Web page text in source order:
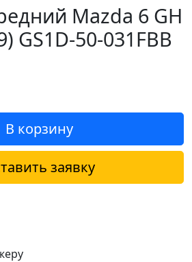
Mazda 6 GH
GS1D-50-031FBB
В корзину
заявку